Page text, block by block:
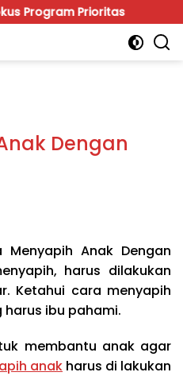
Prioritas Viral
Dengan
Menyapih Anak Dengan
harus dilakukan
Ketahui cara menyapih
ibu pahami.
membantu anak agar
anak harus di lakukan